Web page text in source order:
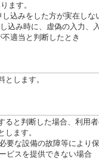
ます。
込みをした方が実在しな
込み時に、虚偽の入力、
適当と判断したとき
します。
ると判断した場合、利用
します。
要な設備の故障等により
ビスを提供できない場合